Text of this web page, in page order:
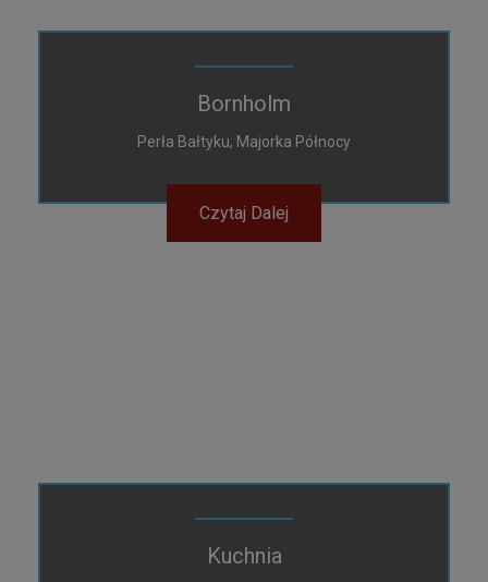
Bornholm
Perła Bałtyku, Majorka Północy
Czytaj Dalej
Kuchnia